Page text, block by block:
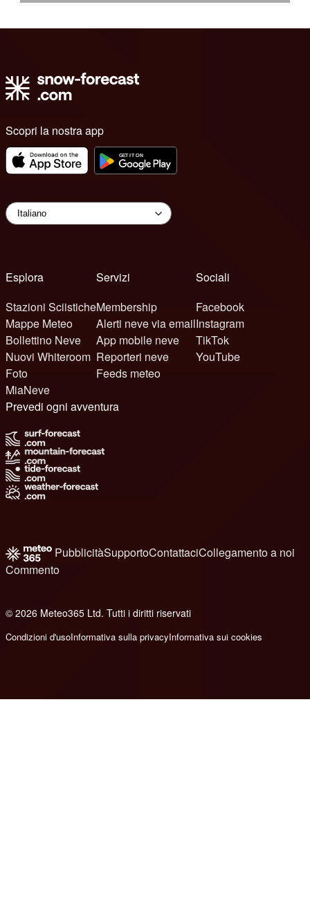
Scopri la nostra app
Esplora
Stazioni Sciistiche
Mappe Meteo
Bollettino Neve
Nuovi Whiteroom
Foto
MiaNeve
Servizi
Membership
Alerti neve via email
App mobile neve
Reporteri neve
Feeds meteo
Sociali
Facebook
Instagram
TikTok
YouTube
Prevedi ogni avventura
PubblicitàSupportoContattaciCollegamento a noi
Commento
© 2026 Meteo365 Ltd. Tutti i diritti riservati
Condizioni d'usoInformativa sulla privacyInformativa sui cookies